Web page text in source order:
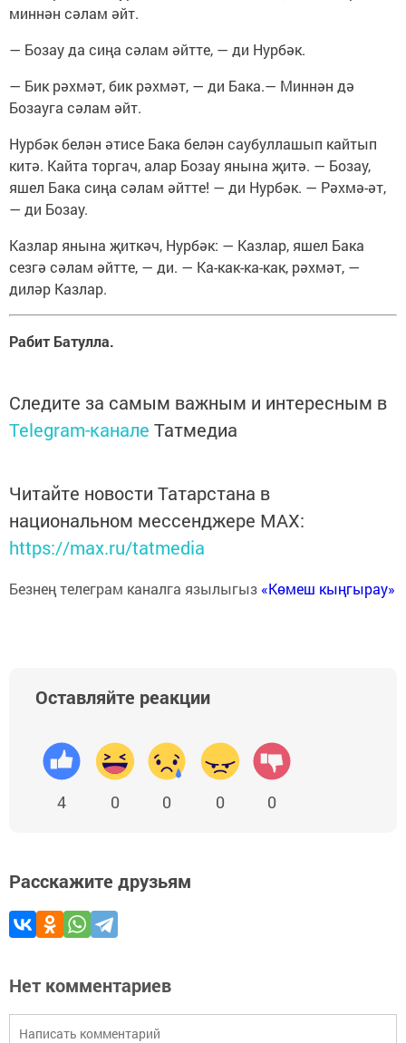
миннән сәлам әйт.
— Бозау да сиңа сәлам әйтте, — ди Нурбәк.
— Бик рәхмәт, бик рәхмәт, — ди Бака.— Миннән дә
Бозауга сәлам әйт.
Нурбәк белән әтисе Бака белән саубуллашып кайтып
китә. Кайта торгач, алар Бозау янына җитә. — Бозау,
яшел Бака сиңа сәлам әйтте! — ди Нурбәк. — Рәхмә-әт,
— ди Бозау.
Казлар янына җиткәч, Нурбәк: — Казлар, яшел Бака
сезгә сәлам әйтте, — ди. — Ка-как-ка-как, рәхмәт, —
диләр Казлар.
Рабит Батулла.
Следите за самым важным и интересным в
Telegram-канале Татмедиа
Читайте новости Татарстана в
национальном мессенджере MАХ:
https://max.ru/tatmedia
Безнең телеграм каналга язылыгыз «Көмеш кыңгырау»
Оставляйте реакции
4 0 0 0 0
Расскажите друзьям
Нет комментариев